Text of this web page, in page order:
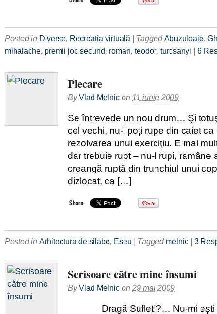
Posted in Diverse, Recreația virtuală | TaggedAbuzuloaie,
mihalache, premii joc secund, roman, teodor, turcsanyi | 6
Plecare
ByVlad Melnic on 11 iunie 2009
Se întrevede un nou drum… Şi
cel vechi, nu-l poţi rupe din caiet
rezolvarea unui exerciţiu. E mai
dar trebuie rupt – nu-l rupi, ramâne
creangă ruptă din trunchiul unui
dizlocat, ca […]
Posted in Arhitectura de silabe, Eseu | Tagged melnic | 3
Scrisoare către mine însumi
ByVlad Melnic on 29 mai 2009
Dragă Suflet!?… Nu-mi eşti